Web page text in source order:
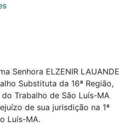
Senhora ELZENIR LAUANDE
Substituta da 16ª Região,
Trabalho de São Luís-MA
de sua jurisdição na 1ª
Luís-MA.